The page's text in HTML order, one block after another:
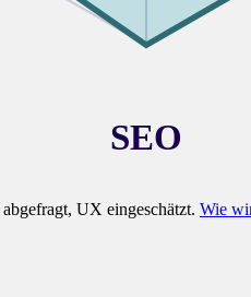
SEO
UX eingeschätzt. Wie